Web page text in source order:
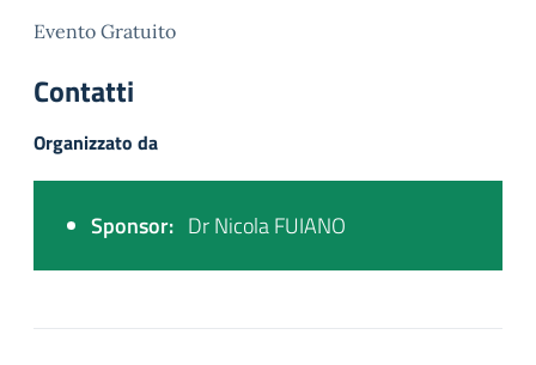
Evento Gratuito
Contatti
Organizzato da
Sponsor: Dr Nicola FUIANO